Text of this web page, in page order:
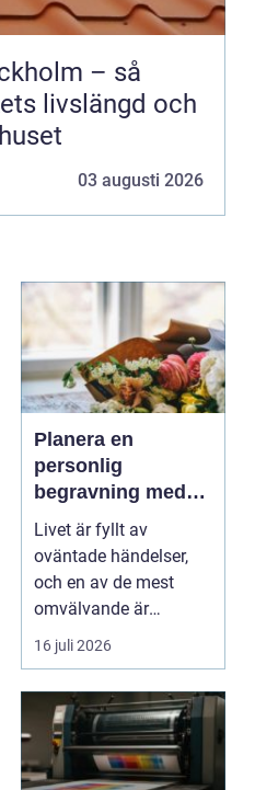
– så
livslängd och
03 augusti 2026
Planera en
personlig
begravning med
hjälp av en
begravningsbyrå
Livet är fyllt av
oväntade händelser,
och en av de mest
omvälvande är
n&aum...
16 juli 2026